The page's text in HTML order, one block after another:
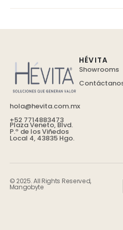
hola@hevita.com.mx
+52 7714883473
Plaza Veneto, Blvd.
P.º de los Viñedos
Local 4, 43835 Hgo.
HÉVITA
Showrooms
© 2025. All Rights Reserved,
Mangobyte